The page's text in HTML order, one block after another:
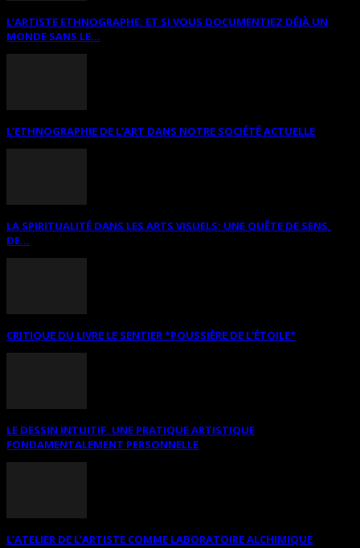
L’ARTISTE ETHNOGRAPHE: ET SI VOUS DOCUMENTIEZ DÉJÀ UN
MONDE SANS LE...
L’ETHNOGRAPHIE DE L’ART DANS NOTRE SOCIÉTÉ ACTUELLE
LA SPIRITUALITÉ DANS LES ARTS VISUELS: UNE QUÊTE DE SENS,
DE...
CRITIQUE DU LIVRE LE SENTIER *POUSSIÈRE DE L’ÉTOILE*
LE DESSIN INTUITIF. UNE PRATIQUE ARTISTIQUE
FONDAMENTALEMENT PERSONNELLE
L’ATELIER DE L’ARTISTE COMME LABORATOIRE ALCHIMIQUE